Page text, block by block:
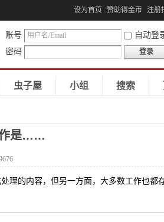
设为首页 赞助得金币 注册
账号 自动登
密码
登录
虫子屋 小组 搜索
作是……
理的内容，但另一方面，大多数工作也都